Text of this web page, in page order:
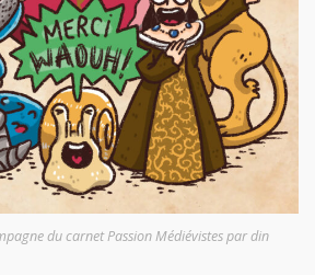
du carnet Passion Médiévistes par din